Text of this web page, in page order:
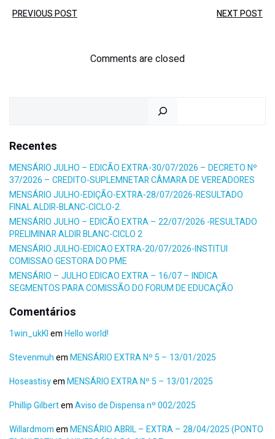
Post
navigation
PREVIOUS POST
navigation
NEXT POST
Comments are closed
Recentes
MENSÁRIO JULHO – EDICÃO EXTRA-30/07/2026 – DECRETO Nº
37/2026 – CREDITO-SUPLEMNETAR CÂMARA DE VEREADORES
MENSÁRIO JULHO-EDIÇÃO-EXTRA-28/07/2026-RESULTADO
FINAL ALDIR-BLANC-CICLO-2.
MENSÁRIO JULHO – EDICÃO EXTRA – 22/07/2026 -RESULTADO
PRELIMINAR ALDIR BLANC-CICLO 2
MENSÁRIO JULHO-EDICAO EXTRA-20/07/2026-INSTITUI
COMISSAO GESTORA DO PME
MENSÁRIO – JULHO EDICAO EXTRA – 16/07 – INDICA
SEGMENTOS PARA COMISSÃO DO FORUM DE EDUCAÇÃO
Comentários
1win_ukKlemHello world!
StevenmuhemMENSÁRIO EXTRA Nº 5 – 13/01/2025
HoseastisyemMENSÁRIO EXTRA Nº 5 – 13/01/2025
Phillip GilbertemAviso de Dispensa nº 002/2025
WillardmomemMENSÁRIO ABRIL – EXTRA – 28/04/2025 (PONTO